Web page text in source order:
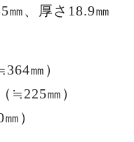
㎜、厚さ18.9㎜
㎜）
≒225㎜）
）